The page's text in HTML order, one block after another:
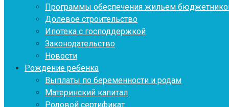
Программы обеспечения жильем
Долевое строительство
Ипотека с господдержкой
Законодательство
Новости
Рождение ребенка
Выплаты по беременности и родам
Материнский капитал
Родовой сертификат